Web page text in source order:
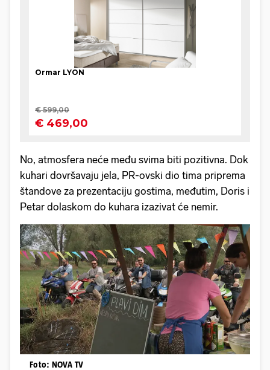
No, atmosfera neće među svima biti pozitivna. Dok
kuhari dovršavaju jela, PR-ovski dio tima priprema
štandove za prezentaciju gostima, međutim, Doris i
Petar dolaskom do kuhara izazivat će nemir.
Foto: NOVA TV